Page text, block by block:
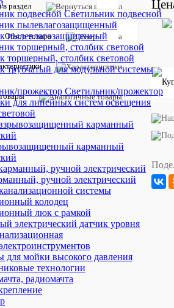
Светильник подвесной
пылевлагозащищенный
торшерный, столбик световой
трубчатый для модульной системы
Светильник/прожектор
для линейных систем освещения
карманный
ручной электрический
системы
колодец
люк с рамкой
электрический датчик уровня
для мойки высокого давления
технологии
радиомачта
раздел
Обзор товара
Меандр
Высота,
мм
93
мм
Глубина
62
мм
Диапазон
по,
Диапазон
В